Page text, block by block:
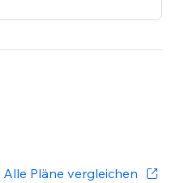
Alle Pläne vergleichen